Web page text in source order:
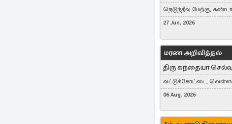
நெடுந்தீவு மேற்கு,
27 Jun, 2026
மரண அறிவித்தல்
திரு கந்தையா
வட்டுக்கோட்டை,
Toronto, Canada
06 Aug, 2026